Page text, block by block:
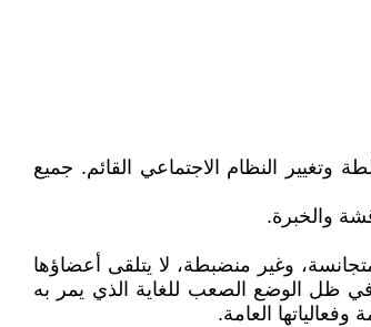
النظام الاجتماعي القائم. جميع
والخبرة.
وغير منضبطة، لا يتلقى أعضاؤها
في ظل الوضع الصعب للغاية الذي يمر به
العامة.